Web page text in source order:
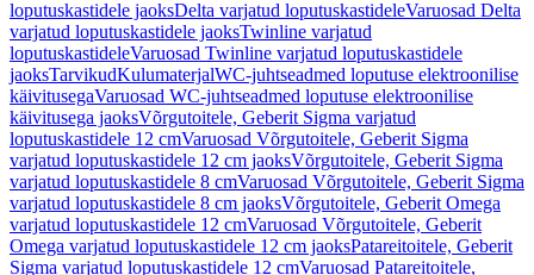
loputuskastidele jaoksDelta varjatud loputuskastideleVaruosad Delta
varjatud loputuskastidele jaoksTwinline varjatud
loputuskastideleVaruosad Twinline varjatud loputuskastidele
jaoksTarvikudKulumaterjalWC-juhtseadmed loputuse elektroonilise
käivitusegaVaruosad WC-juhtseadmed loputuse elektroonilise
käivitusega jaoksVõrgutoitele, Geberit Sigma varjatud
loputuskastidele 12 cmVaruosad Võrgutoitele, Geberit Sigma
varjatud loputuskastidele 12 cm jaoksVõrgutoitele, Geberit Sigma
varjatud loputuskastidele 8 cmVaruosad Võrgutoitele, Geberit Sigma
varjatud loputuskastidele 8 cm jaoksVõrgutoitele, Geberit Omega
varjatud loputuskastidele 12 cmVaruosad Võrgutoitele, Geberit
Omega varjatud loputuskastidele 12 cm jaoksPatareitoitele, Geberit
Sigma varjatud loputuskastidele 12 cmVaruosad Patareitoitele,